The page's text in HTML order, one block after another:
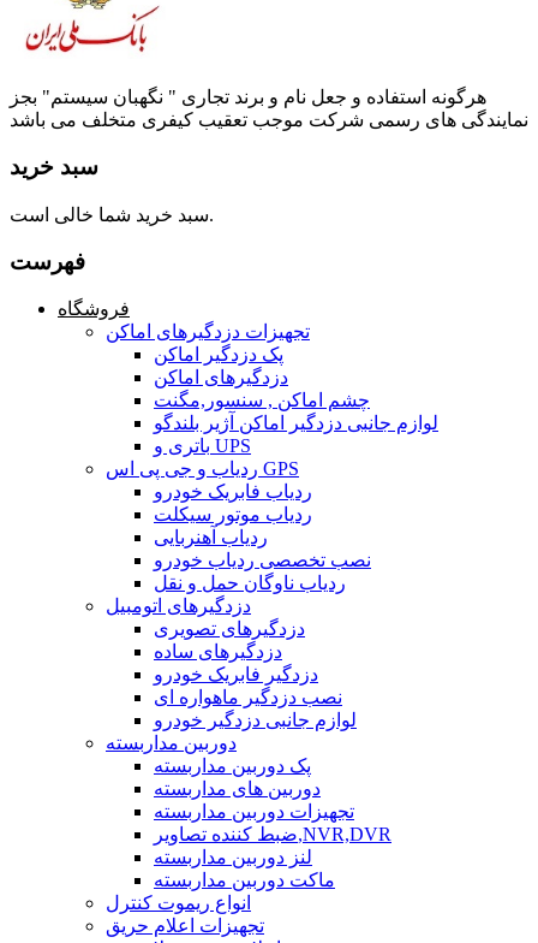
هرگونه استفاده و جعل نام و برند تجاری " نگهبان سیستم" بجز
نمایندگی های رسمی شرکت موجب تعقیب کیفری متخلف می باشد
سبد خرید
سبد خرید شما خالی است.
فهرست
فروشگاه
تجهیزات دزدگیرهای اماکن
پک دزدگیر اماکن
دزدگیرهای اماکن
چشم اماکن , سنسور,مگنت
لوازم جانبی دزدگیر اماکن آژیر بلندگو
باتری و UPS
ردیاب و جی پی اس GPS
ردیاب فابریک خودرو
ردیاب موتور سیکلت
ردیاب آهنربایی
نصب تخصصی ردیاب خودرو
ردیاب ناوگان حمل و نقل
دزدگیرهای اتومبیل
دزدگیرهای تصویری
دزدگیرهای ساده
دزدگیر فابریک خودرو
نصب دزدگیر ماهواره ای
لوازم جانبی دزدگیر خودرو
دوربین مداربسته
پک دوربین مداربسته
دوربین های مداربسته
تجهیزات دوربین مداربسته
ضبط کننده تصاویر,NVR,DVR
لنز دوربین مداربسته
ماکت دوربین مداربسته
انواع ریموت کنترل
تجهیزات اعلام حریق